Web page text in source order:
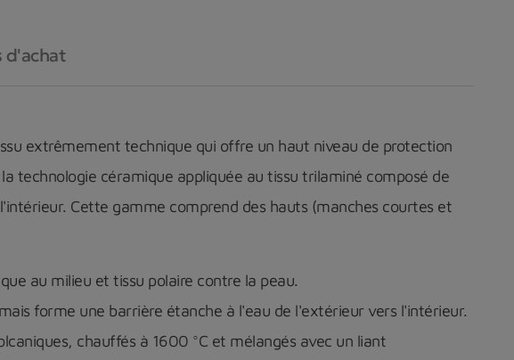
d'achat
extrêmement technique qui offre un haut niveau de protection
céramique appliquée au tissu trilaminé composé de
Cette gamme comprend des hauts (manches courtes et
au milieu et tissu polaire contre la peau.
forme une barrière étanche à l'eau de l'extérieur vers l'intérieur.
chauffés à 1600 °C et mélangés avec un liant